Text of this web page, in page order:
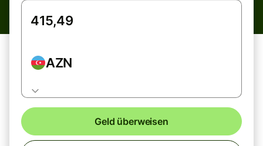
AZN
Geld überweisen